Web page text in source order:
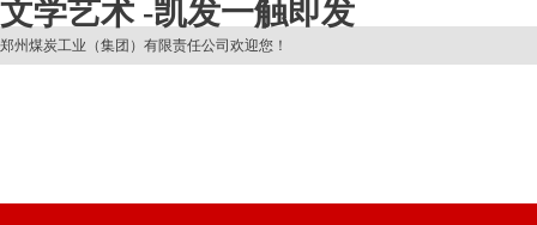
文学艺术 -凯发一触即发
郑州煤炭工业（集团）有限责任公司欢迎您！